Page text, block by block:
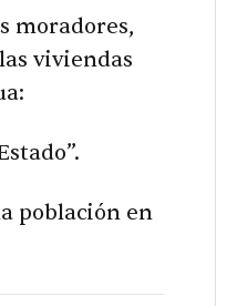
moradores,
viviendas
población en